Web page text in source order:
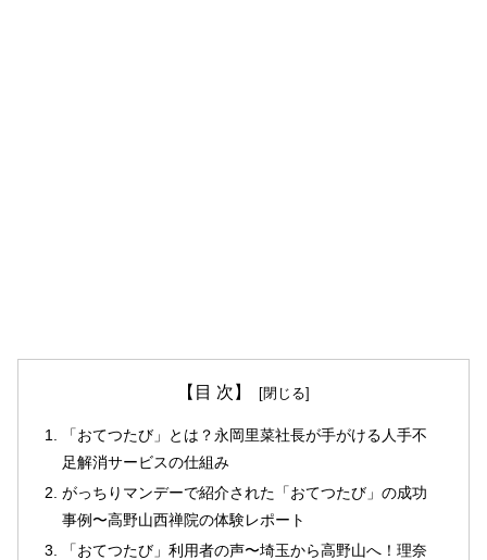
【目 次】
「おてつたび」とは？永岡里菜社長が手がける人手不
足解消サービスの仕組み
がっちりマンデーで紹介された「おてつたび」の成功
事例〜高野山西禅院の体験レポート
「おてつたび」利用者の声〜埼玉から高野山へ！理奈